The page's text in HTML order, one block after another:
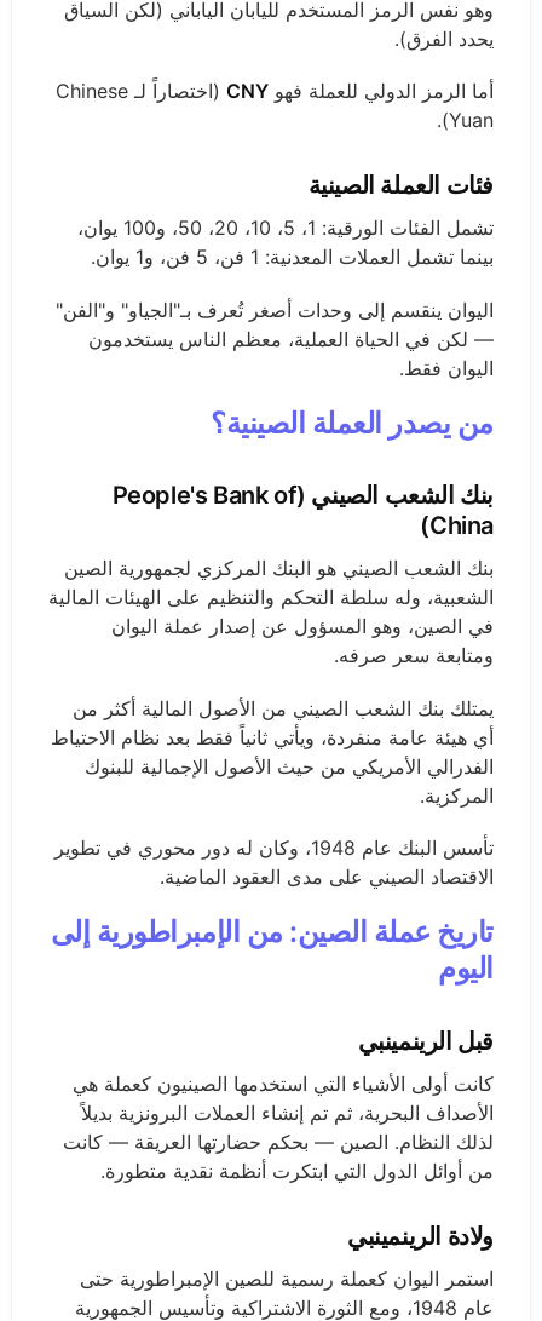
وهو نفس الرمز المستخدم لليابان الياباني (لكن السياق
يحدد الفرق).
أما الرمز الدولي للعملة فهو CNY
(اختصاراً لـ Chinese
Yuan).
فئات العملة الصينية
تشمل الفئات الورقية: 1، 5، 10، 20، 50، و100 يوان،
بينما تشمل العملات المعدنية: 1 فن، 5 فن، و1 يوان.
اليوان ينقسم إلى وحدات أصغر تُعرف بـ"الجياو" و"الفن"
— لكن في الحياة العملية، معظم الناس يستخدمون
اليوان فقط.
من يصدر العملة الصينية؟
بنك الشعب الصيني (People's Bank of
China)
بنك الشعب الصيني هو البنك المركزي لجمهورية الصين
الشعبية، وله سلطة التحكم والتنظيم على الهيئات المالية
في الصين، وهو المسؤول عن إصدار عملة اليوان
ومتابعة سعر صرفه.
يمتلك بنك الشعب الصيني من الأصول المالية أكثر من
أي هيئة عامة منفردة، ويأتي ثانياً فقط بعد نظام الاحتياط
الفدرالي الأمريكي من حيث الأصول الإجمالية للبنوك
المركزية.
تأسس البنك عام 1948، وكان له دور محوري في تطوير
الاقتصاد الصيني على مدى العقود الماضية.
تاريخ عملة الصين: من الإمبراطورية إلى
اليوم
قبل الرينمينبي
كانت أولى الأشياء التي استخدمها الصينيون كعملة هي
الأصداف البحرية، ثم تم إنشاء العملات البرونزية بديلاً
لذلك النظام. الصين — بحكم حضارتها العريقة — كانت
من أوائل الدول التي ابتكرت أنظمة نقدية متطورة.
ولادة الرينمينبي
استمر اليوان كعملة رسمية للصين الإمبراطورية حتى
عام 1948، ومع الثورة الاشتراكية وتأسيس الجمهورية